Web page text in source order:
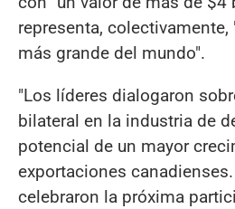
representa,
más grande del mundo".
"Los líderes dialogaron
bilateral en la industria de
potencial de un mayor
exportaciones
celebraron la próxima